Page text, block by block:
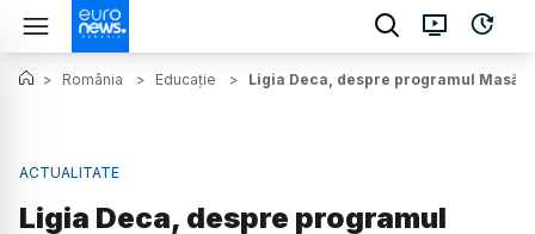
> România > Educație > Ligia Deca, despre programul Masă
ACTUALITATE
Ligia Deca, despre programul